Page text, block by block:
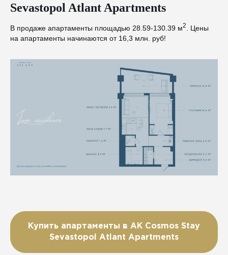
Sevastopol Atlant Apartments
В продаже апартаменты площадью 28.59-130.39 м2
. Цены
на апартаменты начинаются от 16,3 млн. руб!
Купить апартаменты в АК Cosmos Stay
Sevastopol Atlant Apartments